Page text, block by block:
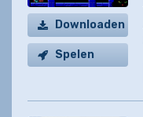
Downloaden
Spelen